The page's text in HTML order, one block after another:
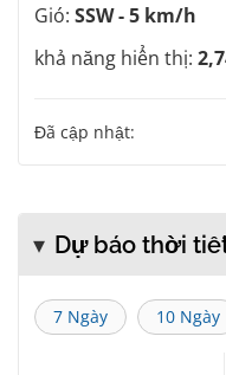
Gió: SSW - 5 km/h
khả năng hiển thị:
Đã cập nhật:
Dự báo thời
7 Ngày 10 Ngày